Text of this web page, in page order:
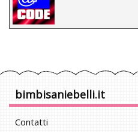
bimbisaniebelli.it
Contatti